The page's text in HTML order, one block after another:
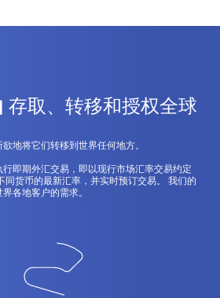
存取、转移和授权全球
地将它们转移到世界任何地方。
即期外汇交易，即以现行市场汇率交易约定
同货币的最新汇率，并实时预订交易。 我们的
各地客户的需求。